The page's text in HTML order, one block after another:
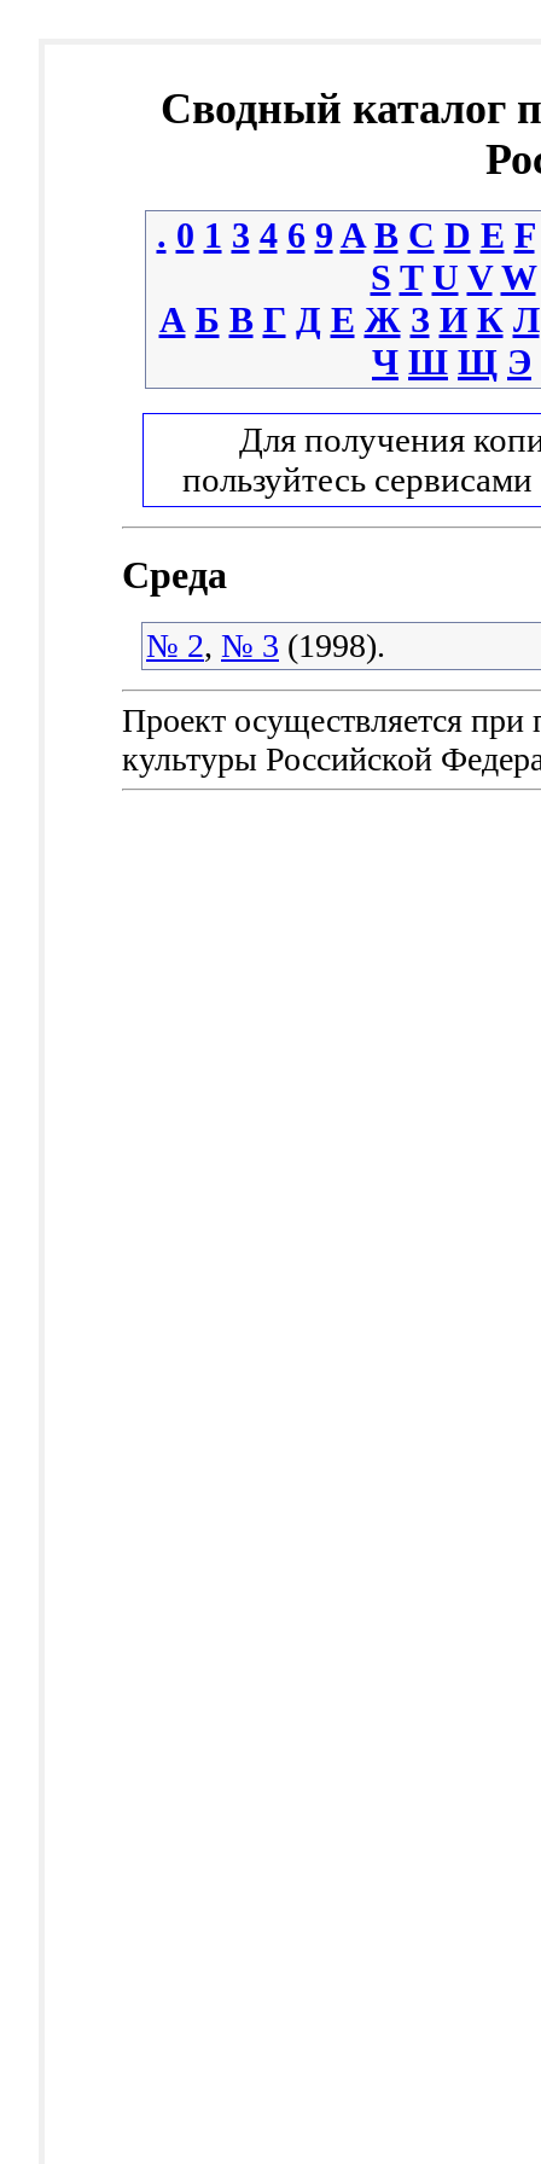
Сводный каталог
. 0 1 3 4 6 9 A B C D E F
S T U V W
А Б В Г Д Е Ж З И К Л
Ч Ш Щ Э
Для получения
пользуйтесь сервисами
Среда
№ 2, № 3 (1998).
Проект осуществляется
культуры Российской